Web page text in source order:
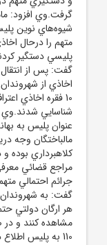
گرفت.وي افزود:
شيوه‌هاي نوين
متهم را درحال
پليسي دستگير
گفت: پس از
اخاذي از
10 فقره اخاذي
شناسايي شدند.وي
عنوان پليس به
مالباختگان وجه
کلاهبرداري بوده
مراجع قضائي
جرائم احتمالي
گفت: به
هر ارگان دولتي
مشاهده کنند و در
110 به پليس اطلاع دهند.